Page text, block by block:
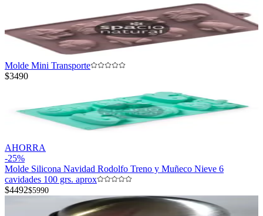
Molde Mini Transporte
$3490
AHORRA
-25%
Molde Silicona Navidad Rodolfo Treno y Muñeco Nieve 6
cavidades 100 grs. aprox
$4492$5990